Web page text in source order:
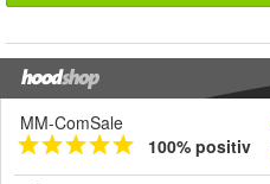
MM-ComSale
100% positiv